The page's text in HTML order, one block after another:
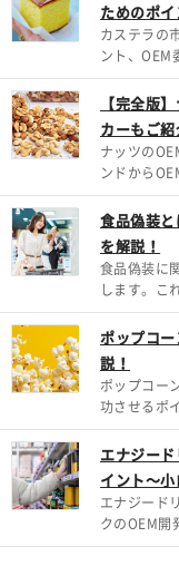
ためのポ
カステラの
ント、
【完全版
カーもご紹
ナッツの
ンドから
食品偽装
を解説！
食品偽装に
します。こ
ポップコ
説！
ポップコー
功させるポ
エナジー
イント～
エナジード
クのOEM